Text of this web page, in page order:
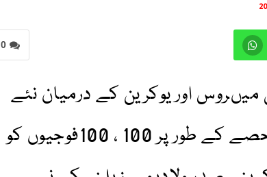
0
اور یوکرین کے درمیان نئے
قیدیوں کے تبادلے کے ایک حصے کے طور پر 100 ، 100فوجیوں کو